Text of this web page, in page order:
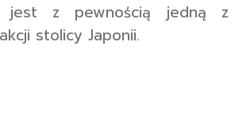
jest z pewnością jedną z
stolicy Japonii.